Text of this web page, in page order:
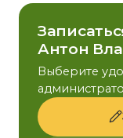
Антон
Выберите